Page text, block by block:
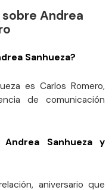
Andrea
Sanhueza?
es Carlos Romero,
de comunicación
Sanhueza y
aniversario que